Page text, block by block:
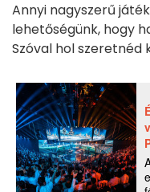
Annyi nagyszerű
lehetőségünk, hogy
Szóval hol szeretnéd